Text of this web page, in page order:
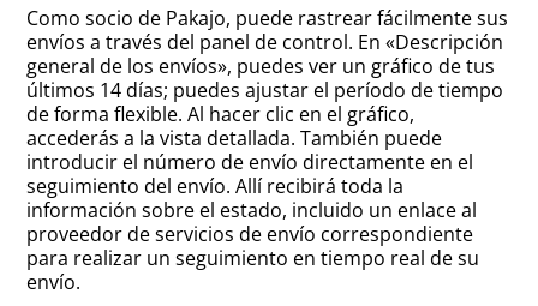
Como socio de Pakajo, puede rastrear fácilmente sus
envíos a través del panel de control. En «Descripción
general de los envíos», puedes ver un gráfico de tus
últimos 14 días; puedes ajustar el período de tiempo
de forma flexible. Al hacer clic en el gráfico,
accederás a la vista detallada. También puede
introducir el número de envío directamente en el
seguimiento del envío. Allí recibirá toda la
información sobre el estado, incluido un enlace al
proveedor de servicios de envío correspondiente
para realizar un seguimiento en tiempo real de su
envío.